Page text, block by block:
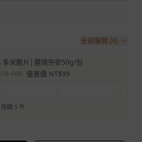
全部展開 (4)
米脆片│醬燒夯麥50g/包
109 優惠價 NT$99
限購 5 件